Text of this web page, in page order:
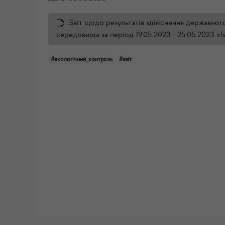
Звіт щодо результатів здійснення
середовища за період 19.05.2023 - 25.05.2023.xls
#екологічний_контроль #звіт